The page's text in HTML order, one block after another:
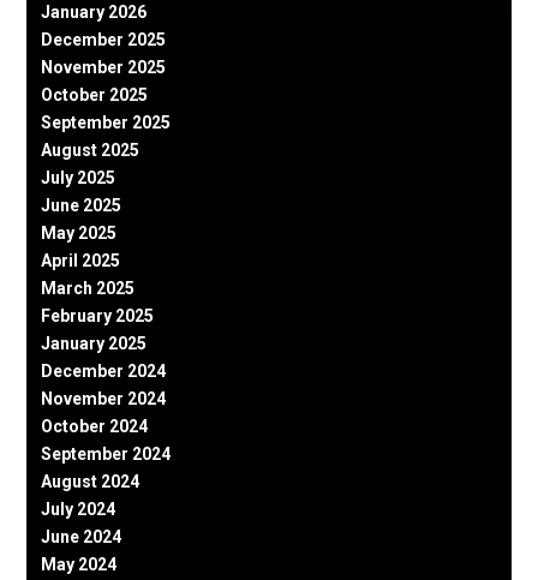
January 2026
December 2025
November 2025
October 2025
September 2025
August 2025
July 2025
June 2025
May 2025
April 2025
March 2025
February 2025
January 2025
December 2024
November 2024
October 2024
September 2024
August 2024
July 2024
June 2024
May 2024